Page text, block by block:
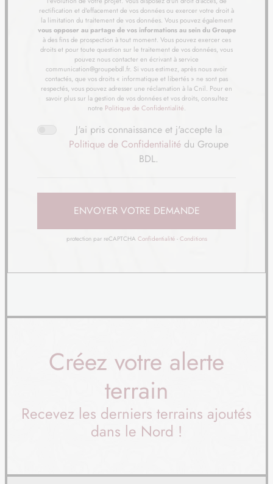
68 322 €
21/29
TERRAINÀ ROBECQ (62)
70 000 €
22/29
TERRAINÀ SAINT-OMER (62)
À SAINT-OMER (62)
25
73 000 €
26/29
70 900 €
27/29
TERRAIN
À WARDRECQUES (62)
69 900 €
28/29
À WARDRECQUES (62)
64 548 €
29/29
rectification et d'effacement de vos données ou exercer votre droit à
la limitation du traitement de vos données. Vous pouvez également
vous opposer au partage de vos informations au sein du Groupe
à des fins de prospection à tout moment. Vous pouvez exercer ces
droits et pour toute question sur le traitement de vos données, vous
pouvez nous contacter en écrivant à service
communication@groupebdl.fr. Si vous estimez, après nous avoir
contactés, que vos droits « informatique et libertés » ne sont pas
respectés, vous pouvez adresser une réclamation à la Cnil. Pour en
savoir plus sur la gestion de vos données et vos droits, consultez
notre Politique de Confidentialité.
J'ai pris connaissance et j'accepte la
Politique de Confidentialité du Groupe
BDL.
ENVOYER VOTRE DEMANDE
protection par reCAPTCHA Confidentialité- Conditions
Créez votre alerte
terrain
Recevez les derniers terrains ajoutés
dans le Nord !